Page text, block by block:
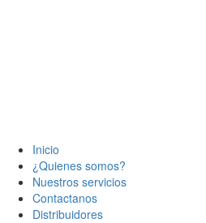
Inicio
¿Quienes somos?
Nuestros servicios
Contactanos
Distribuidores